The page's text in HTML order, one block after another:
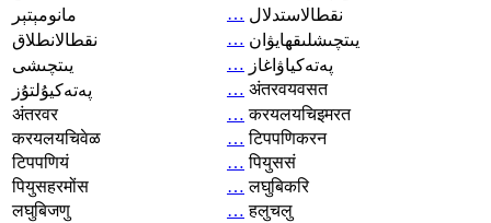
مانومېتېر
… نقطالاستدلال
نقطالانطلاق
… يىتچىشلىقھايۋان
يىتچىشى
… پەتەكياۋاغاز
پەتەكيۇلتۇز
… अंतरवयवसत
अंतरवर
… करयलयचिइमरत
करयलयचिवेळ
… टिपपणिकरन
टिपपणियं
… पियुससं
पियुसहरमोंस
… लघुबिकरि
लघुबिजणु
… हलुचलु